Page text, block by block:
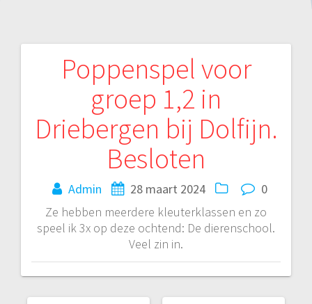
Poppenspel voor
groep 1,2 in
Driebergen bij Dolfijn.
Besloten
Admin 28 maart 2024
0
Ze hebben meerdere kleuterklassen en zo
speel ik 3x op deze ochtend: De dierenschool.
Veel zin in.
Bericht
navigatie